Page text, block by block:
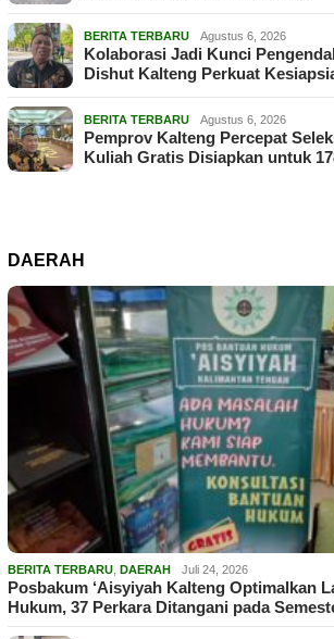
BERITA TERBARU Agustus 6, 2026
Kolaborasi Jadi Kunci
Dishut Kalteng Perkuat
BERITA TERBARU Agustus 6, 2026
Pemprov Kalteng Percepat
Kuliah Gratis Disiapkan untuk
DAERAH
BERITA TERBARU DAERAH Juli 24, 2026
Posbakum ‘Aisyiyah Kalteng Optimalkan
Hukum, 37 Perkara Ditangani pada